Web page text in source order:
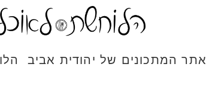
אתר המתכונים של יהודית אביב